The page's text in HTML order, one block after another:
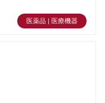
医薬品 | 医療機器